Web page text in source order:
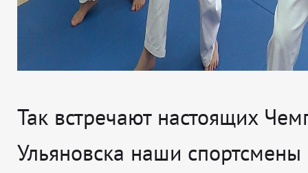
Так встречают настоящих
Ульяновска наши спортсмены